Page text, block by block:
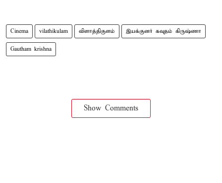
Cinema vilathikulam விளாத்திகுளம் இயக்குனர் கவுதம் கிருஷ்ணா
Gautham krishna
Show Comments